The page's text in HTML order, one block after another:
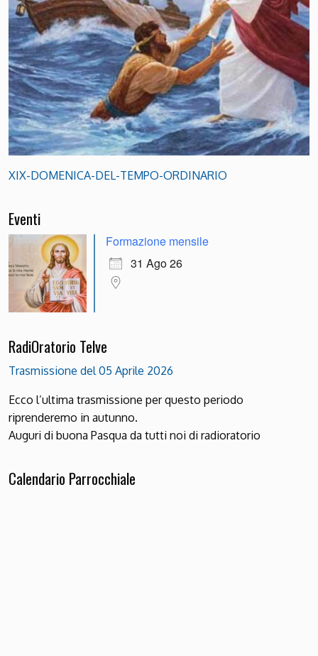
XIX-DOMENICA-DEL-TEMPO-ORDINARIO
Eventi
Formazione mensile
31 Ago 26
RadiOratorio Telve
Trasmissione del 05 Aprile 2026
Ecco l’ultima trasmissione per questo periodo
riprenderemo in autunno.
Auguri di buona Pasqua da tutti noi di radioratorio
Calendario Parrocchiale